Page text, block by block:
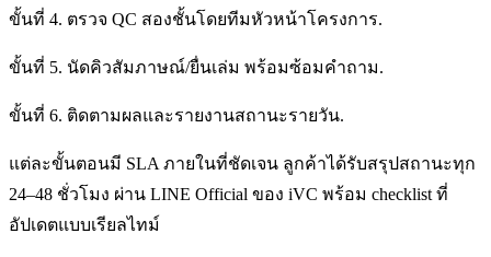
ขั้นที่ 4. ตรวจ QC สองชั้นโดยทีมหัวหน้าโครงการ.
ขั้นที่ 5. นัดคิวสัมภาษณ์/ยื่นเล่ม พร้อมซ้อมคำถาม.
ขั้นที่ 6. ติดตามผลและรายงานสถานะรายวัน.
แต่ละขั้นตอนมี SLA ภายในที่ชัดเจน ลูกค้าได้รับสรุปสถานะทุก
24–48 ชั่วโมง ผ่าน LINE Official ของ iVC พร้อม checklist ที่
อัปเดตแบบเรียลไทม์